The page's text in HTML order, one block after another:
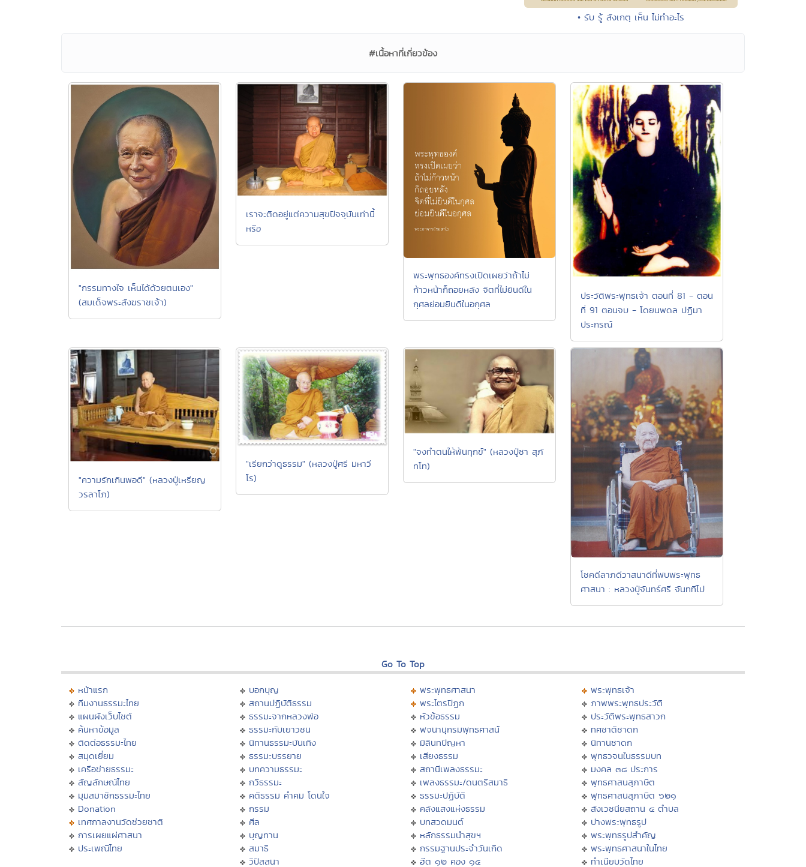
• รับ รู้ สังเกตุ เห็น ไม่ทำอะไร
#เนื้อหาที่เกี่ยวข้อง
"กรรมทางใจ เห็นได้ด้วยตนเอง"
(สมเด็จพระสังฆราชเจ้า)
เราจะติดอยู่แต่ความสุขปัจจุบันเท่านี้
หรือ
พระพุทธองค์ทรงเปิดเผยว่าถ้าไม่
ก้าวหน้าก็ถอยหลัง จิตที่ไม่ยินดีใน
กุศลย่อมยินดีในอกุศล
ประวัติพระพุทธเจ้า ตอนที่ 81 - ตอน
ที่ 91 ตอนจบ - โดยนพดล ปฏิมา
ประกรณ์
"ความรักเกินพอดี" (หลวงปู่เหรียญ
วรลาโภ)
"เรียกว่าดูธรรม" (หลวงปู่ศรี มหาวี
โร)
"จงทำตนให้พ้นทุกข์" (หลวงปู่ชา สุภั
ทโท)
โชคดีลาภดีวาสนาดีที่พบพระพุทธ
ศาสนา : หลวงปู่จันทร์ศรี จันททีโป
Go To Top
หน้าแรก
ทีมงานธรรมะไทย
แผนผังเว็บไซต์
ค้นหาข้อมูล
ติดต่อธรรมะไทย
สมุดเยี่ยม
เครือข่ายธรรมะ
สัญลักษณ์ไทย
มุมสมาชิกธรรมะไทย
Donation
เทศกาลงานวัดช่วยชาติ
การเผยแผ่ศาสนา
ประเพณีไทย
บอกบุญ
สถานปฏิบัติธรรม
ธรรมะจากหลวงพ่อ
ธรรมะกับเยาวชน
นิทานธรรมะบันเทิง
ธรรมะบรรยาย
บทความธรรมะ
กวีธรรมะ
คติธรรม คำคม โดนใจ
กรรม
ศีล
บุญทาน
สมาธิ
วิปัสสนา
พระพุทธศาสนา
พระไตรปิฏก
หัวข้อธรรม
พจนานุกรมพุทธศาสน์
มิลินทปัญหา
เสียงธรรม
สถานีเพลงธรรมะ
เพลงธรรมะ/ดนตรีสมาธิ
ธรรมะปฏิบัติ
คลังแสงแห่งธรรม
บทสวดมนต์
หลักธรรมนำสุขฯ
กรรมฐานประจำวันเกิด
ฮีต ๑๒ คอง ๑๔
พระพุทธเจ้า
ภาพพระพุทธประวัติ
ประวัติพระพุทธสาวก
ทศชาติชาดก
นิทานชาดก
พุทธวจนในธรรมบท
มงคล ๓๘ ประการ
พุทธศาสนสุภาษิต
พุทธศาสนสุภาษิต ๖๒๑
สังเวชนียสถาน ๔ ตำบล
ปางพระพุทธรูป
พระพุทธรูปสำคัญ
พระพุทธศาสนาในไทย
ทำเนียบวัดไทย